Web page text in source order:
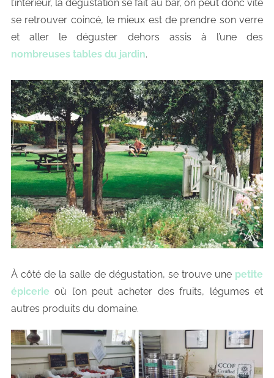
l’intérieur, la dégustation se fait au bar, on peut donc vite
se retrouver coincé, le mieux est de prendre son verre
et aller le déguster dehors assis à l’une des
nombreuses tables du jardin.
À côté de la salle de dégustation, se trouve une petite
épicerie où l’on peut acheter des fruits, légumes et
autres produits du domaine.